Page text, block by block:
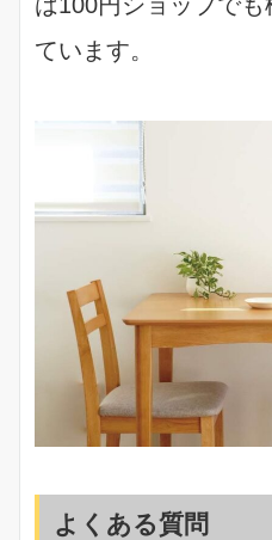
ています。
よくある質問